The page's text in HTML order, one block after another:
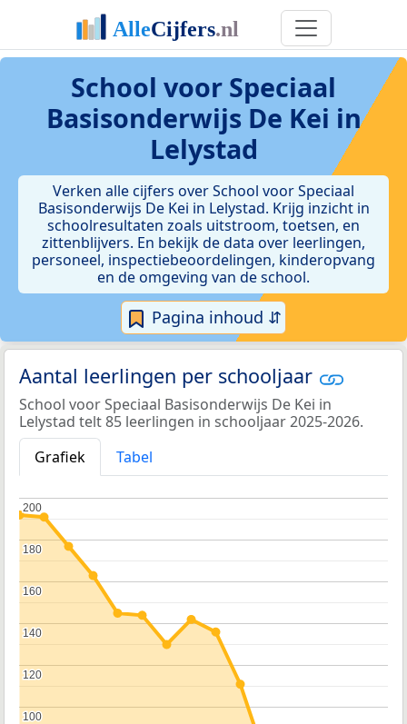
School voor Speciaal
Basisonderwijs De Kei in
Lelystad
Verken alle cijfers over School voor Speciaal
Basisonderwijs De Kei in Lelystad. Krijg inzicht in
schoolresultaten zoals uitstroom, toetsen, en
zittenblijvers. En bekijk de data over leerlingen,
personeel, inspectiebeoordelingen, kinderopvang
en de omgeving van de school.
Pagina inhoud ⇵
Aantal leerlingen per schooljaar
School voor Speciaal Basisonderwijs De Kei in
Lelystad telt 85 leerlingen in schooljaar 2025-2026.
Grafiek
Tabel
100
100
120
120
140
140
160
160
180
180
200
200